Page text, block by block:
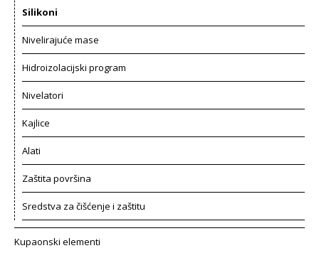
Silikoni
Nivelirajuće mase
Hidroizolacijski program
Nivelatori
Kajlice
Alati
Zaštita površina
Sredstva za čišćenje i zaštitu
Kupaonski elementi